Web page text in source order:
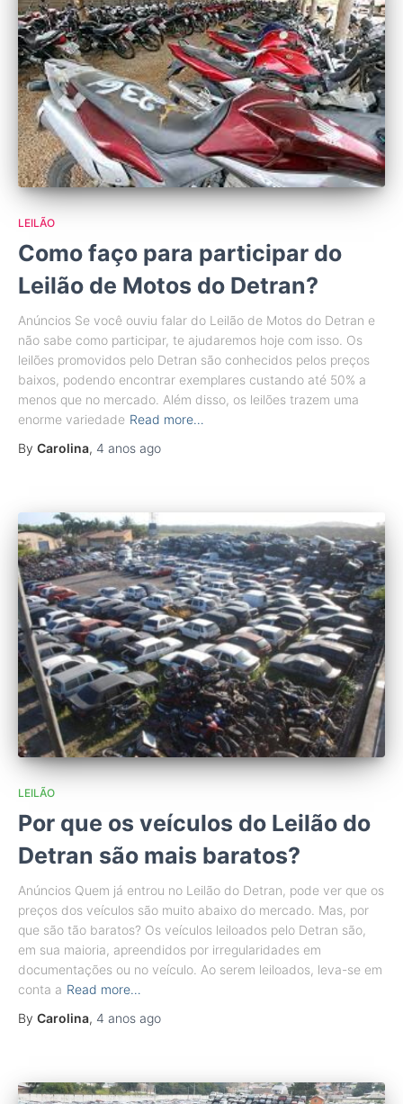
LEILÃO
Como faço para participar do
Leilão de Motos do Detran?
Anúncios Se você ouviu falar do Leilão de Motos do Detran e
não sabe como participar, te ajudaremos hoje com isso. Os
leilões promovidos pelo Detran são conhecidos pelos preços
baixos, podendo encontrar exemplares custando até 50% a
menos que no mercado. Além disso, os leilões trazem uma
enorme variedade Read more…
By Carolina, 4 anos ago
LEILÃO
Por que os veículos do Leilão do
Detran são mais baratos?
Anúncios Quem já entrou no Leilão do Detran, pode ver que os
preços dos veículos são muito abaixo do mercado. Mas, por
que são tão baratos? Os veículos leiloados pelo Detran são,
em sua maioria, apreendidos por irregularidades em
documentações ou no veículo. Ao serem leiloados, leva-se em
conta a Read more…
By Carolina, 4 anos ago